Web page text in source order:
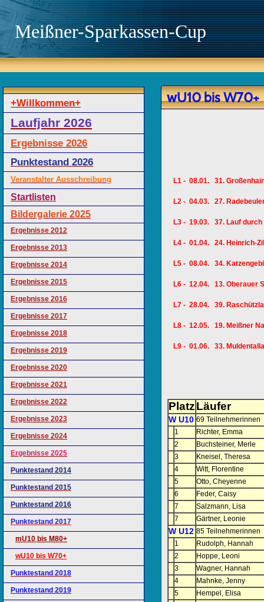
Meißner-Sparkassen-Cup
+Willkommen+
Laufjahr 2026
Ergebnisse 2026
Punktestand 2026
Veranstalter Ausschreibung
Startlisten
Bildergalerie 2025
Ergebnisse 2012
Ergebnisse 2013
Ergebnisse 2014
Ergebnisse 2015
Ergebnisse 2016
Ergebnisse 2017
Ergebnisse 2018
Ergebnisse 2019
Ergebnisse 2020
Ergebnisse 2021
Ergebnisse 2022
Ergebnisse 2023
Ergebnisse 2024
Ergebnisse 2025
Punktestand 2014
Punktestand 2015
Punktestand 2016
Punktestand 2017
mU10 bis M80+
wU10 bis W70+
Punktestand 2018
Punktestand 2019
wU10 bis W70+
L1 - 08.01. 31.
L2 - 04.03. 27.
L3 - 19.03. 37. Lauf durch
L4 - 01.04. 24. Heinrich-
L5 - 08.04. 34.
L6 - 12.04. 13. Oberauer
L7 - 28.04. 39.
L8 - 12.05. 19. Meißner
L9 - 01.06. 33.
PlatzLäufer
W U10 69 Teilnehmerinnen
1
Richter, Emma
2
Buchsteiner, Merle
3
Kneisel, Theresa
4
Witt, Florentine
5
Otto, Cheyenne
6
Feder, Caisy
7
Salzmann, Lisa
7
Gärtner, Leonie
W U12 85 Teilnehmerinnen
1
Rudolph, Hannah
2
Hoppe, Leoni
3
Wagner, Hannah
4
Mahnke, Jenny
5
Hempel, Elisa